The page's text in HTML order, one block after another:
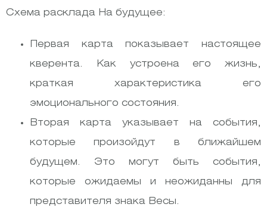
Схема расклада На будущее:
Первая карта показывает настоящее
кверента. Как устроена его жизнь,
краткая характеристика его
эмоционального состояния.
Вторая карта указывает на события,
которые произойдут в ближайшем
будущем. Это могут быть события,
которые ожидаемы и неожиданны для
представителя знака Весы.